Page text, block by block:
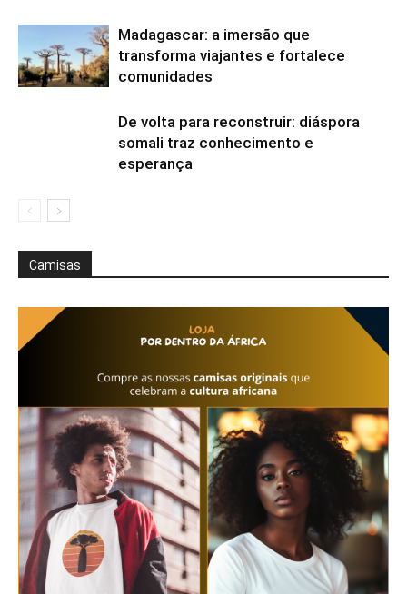
Madagascar: a imersão que
transforma viajantes e fortalece
comunidades
De volta para reconstruir: diáspora
somali traz conhecimento e
esperança
Camisas